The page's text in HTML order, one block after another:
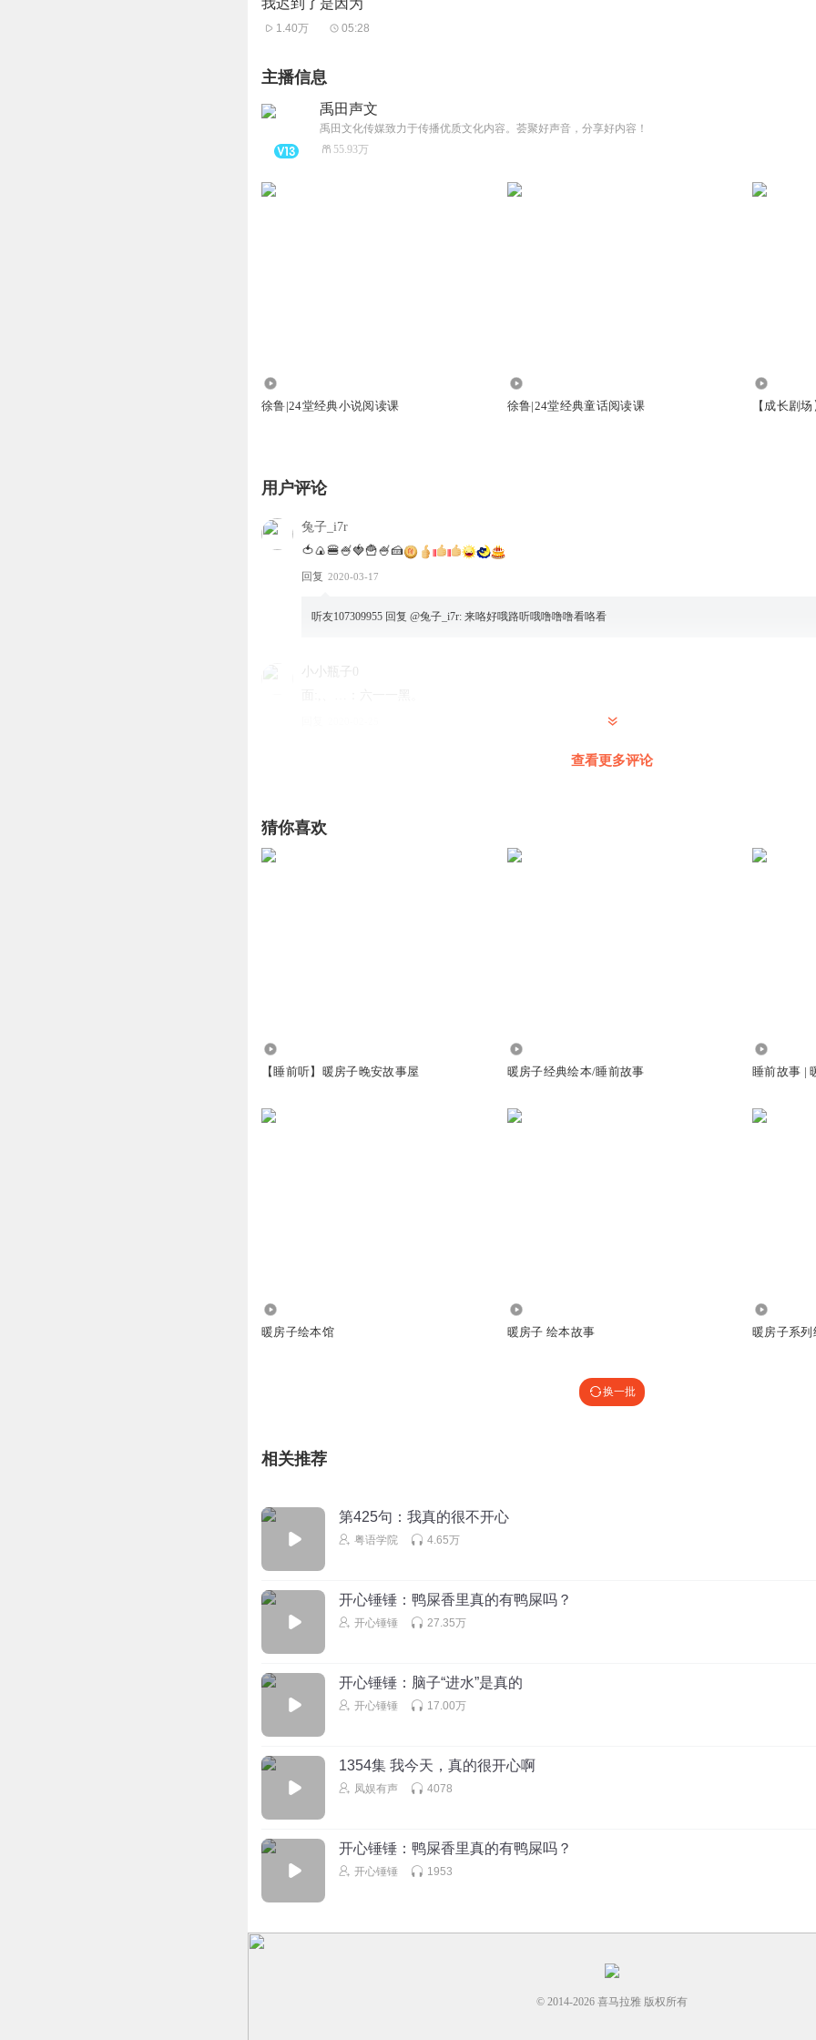
我迟到了是因为
1.40万 05:28
主播信息
禹田声文
禹田文化传媒致力于传播优质文化内容。荟聚好声音，分享好内容！
55.93万
徐鲁|24堂经典小说阅读课 徐鲁|24堂经典童话阅读课 【成长剧
用户评论
兔子_i7r
🍅🍙🍔🍧🍓🍟🍧🍰
回复 2020-03-17
听友107309955 回复 @兔子_i7r: 来咯好哦路听哦噜噜噜看咯看
小小瓶子0
查看更多评论
猜你喜欢
【睡前听】暖房子晚安故事屋 暖房子经典绘本/睡前故事 睡前故事 |
暖房子绘本馆 暖房子 绘本故事 暖房子系
换一批
相关推荐
第425句：我真的很不开心
粤语学院 4.65万
开心锤锤：鸭屎香里真的有鸭屎吗？
开心锤锤 27.35万
开心锤锤：脑子“进水”是真的
开心锤锤 17.00万
1354集 我今天，真的很开心啊
凤娱有声 4078
开心锤锤：鸭屎香里真的有鸭屎吗？
开心锤锤 1953
© 2014-2026 喜马拉雅 版权所有